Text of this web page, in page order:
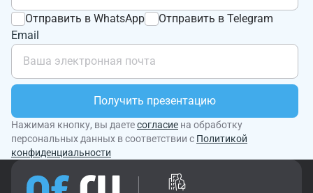
Отправить в WhatsApp
Отправить в Telegram
Email
Получить презентацию
Нажимая кнопку, вы даетесогласие на обработку
персональных данных в соответствии с Политикой
конфиденциальности